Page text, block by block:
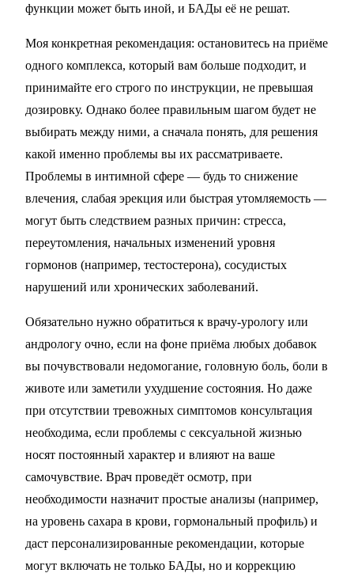
функции может быть иной, и БАДы её не решат.
Моя конкретная рекомендация: остановитесь на приёме
одного комплекса, который вам больше подходит, и
принимайте его строго по инструкции, не превышая
дозировку. Однако более правильным шагом будет не
выбирать между ними, а сначала понять, для решения
какой именно проблемы вы их рассматриваете.
Проблемы в интимной сфере — будь то снижение
влечения, слабая эрекция или быстрая утомляемость —
могут быть следствием разных причин: стресса,
переутомления, начальных изменений уровня
гормонов (например, тестостерона), сосудистых
нарушений или хронических заболеваний.
Обязательно нужно обратиться к врачу-урологу или
андрологу очно, если на фоне приёма любых добавок
вы почувствовали недомогание, головную боль, боли в
животе или заметили ухудшение состояния. Но даже
при отсутствии тревожных симптомов консультация
необходима, если проблемы с сексуальной жизнью
носят постоянный характер и влияют на ваше
самочувствие. Врач проведёт осмотр, при
необходимости назначит простые анализы (например,
на уровень сахара в крови, гормональный профиль) и
даст персонализированные рекомендации, которые
могут включать не только БАДы, но и коррекцию